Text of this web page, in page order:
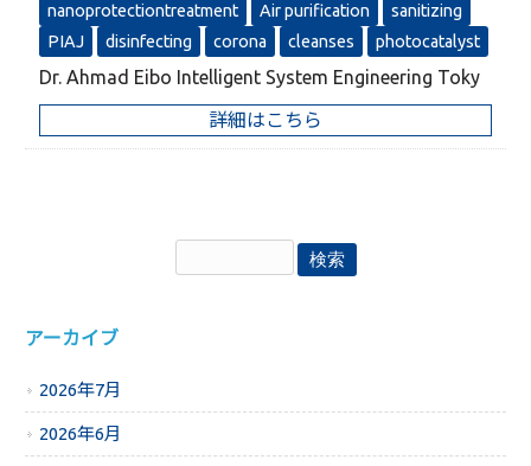
nanoprotectiontreatment
Air purification
sanitizing
PIAJ
disinfecting corona cleanses photocatalyst
Dr. Ahmad Eibo Intelligent System Engineering Toky
詳細はこちら
アーカイブ
2026年7月
2026年6月